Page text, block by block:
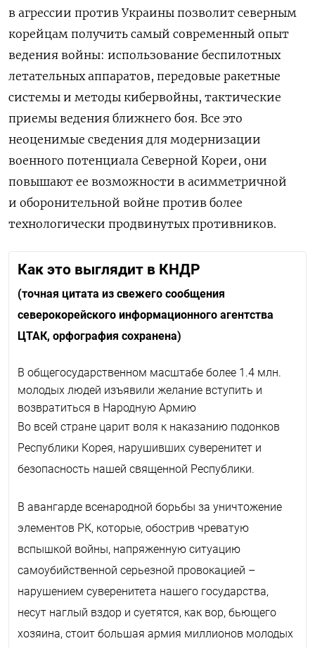
в агрессии против Украины позволит северным
корейцам получить самый современный опыт
ведения войны: использование беспилотных
летательных аппаратов, передовые ракетные
системы и методы кибервойны, тактические
приемы ведения ближнего боя. Все это
неоценимые сведения для модернизации
военного потенциала Северной Кореи, они
повышают ее возможности в асимметричной
и оборонительной войне против более
технологически продвинутых противников.
Как это выглядит в КНДР
(точная цитата из свежего сообщения
северокорейского информационного агентства
ЦТАК, орфография сохранена)
В общегосударственном масштабе более 1.4 млн.
молодых людей изъявили желание вступить и
возвратиться в Народную Армию
Во всей стране царит воля к наказанию подонков
Республики Корея, нарушивших суверенитет и
безопасность нашей священной Республики.
В авангарде всенародной борьбы за уничтожение
элементов РК, которые, обострив чреватую
вспышкой войны, напряженную ситуацию
самоубийственной серьезной провокацией –
нарушением суверенитета нашего государства,
несут наглый вздор и суетятся, как вор, бьющего
хозяина, стоит большая армия миллионов молодых